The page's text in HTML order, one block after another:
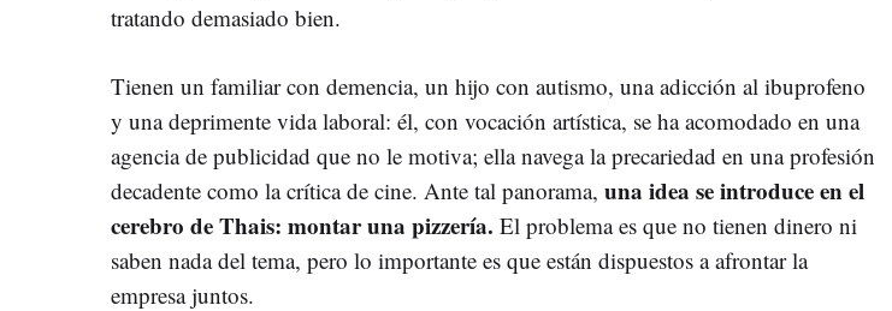
tratando demasiado bien.
Tienen un familiar con demencia, un hijo con autismo, una adicción al ibuprofeno
y una deprimente vida laboral: él, con vocación artística, se ha acomodado en una
agencia de publicidad que no le motiva; ella navega la precariedad en una profesión
decadente como la crítica de cine. Ante tal panorama, una idea se introduce en el
cerebro de Thais: montar una pizzería. El problema es que no tienen dinero ni
saben nada del tema, pero lo importante es que están dispuestos a afrontar la
empresa juntos.